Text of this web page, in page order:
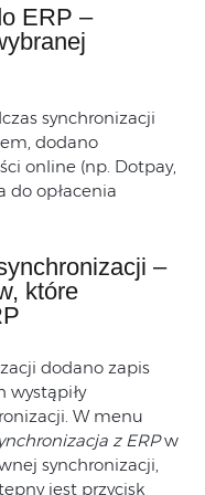
ERP –
synchronizacji
dodano
online (np. Dotpay,
do opłacenia
–
które
dodano zapis
wystąpiły
W menu
z ERPw
synchronizacji,
jest przycisk